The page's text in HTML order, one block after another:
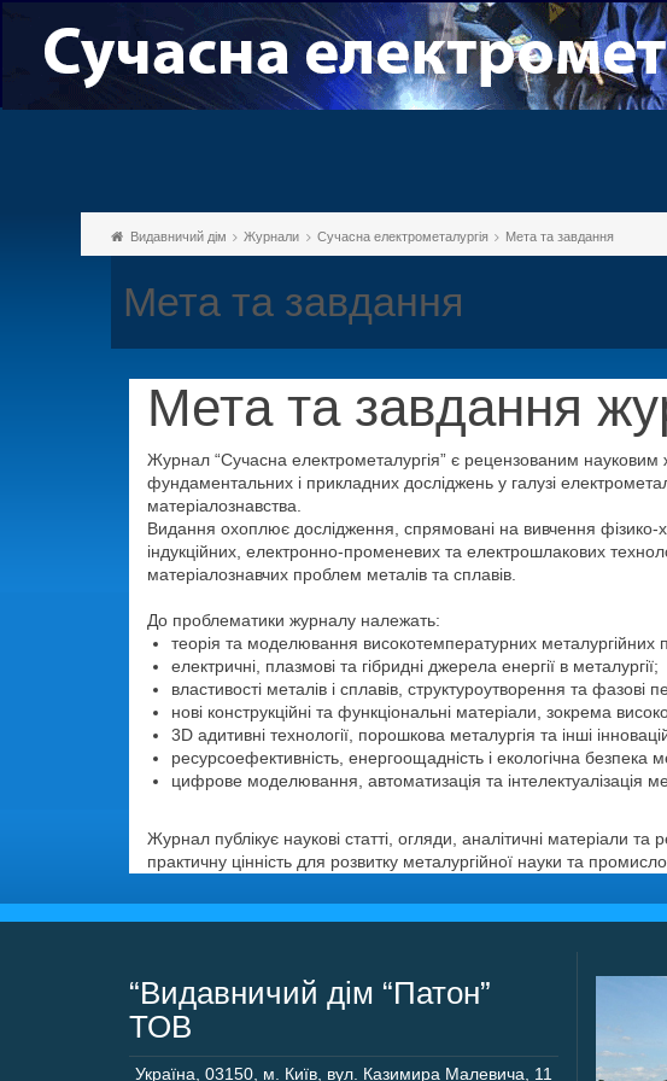
Видавничий дім Журнали Сучасна електрометалургія Мета та завдання
Мета та завдання
Мета та завдання
Журнал “Сучасна електрометалургія” є рецензованим науковим
фундаментальних і прикладних досліджень у галузі
матеріалознавства.
Видання охоплює дослідження, спрямовані на вивчення фізико-
індукційних, електронно-променевих та електрошлакових
матеріалознавчих проблем металів та сплавів.
До проблематики журналу належать:
теорія та моделювання високотемпературних металургійних
електричні, плазмові та гібридні джерела енергії в металургії;
властивості металів і сплавів, структуроутворення та фазові
нові конструкційні та функціональні матеріали, зокрема
3D адитивні технології, порошкова металургія та інші
ресурсоефективність, енергоощадність і екологічна безпека
цифрове моделювання, автоматизація та інтелектуалізація
Журнал публікує наукові статті, огляди, аналітичні матеріали
практичну цінність для розвитку металургійної науки та
“Видавничий дім “Патон”
ТОВ
Україна 03150 м. Київ, вул. Казимира Малевича, 11